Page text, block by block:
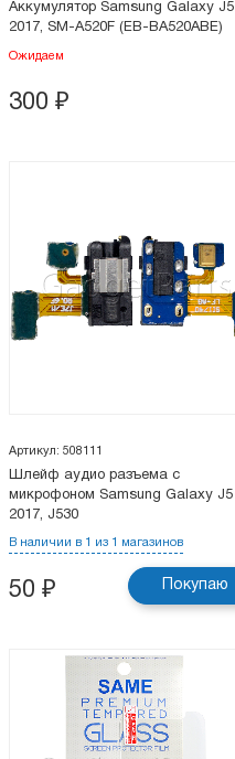
Аккумулятор Samsung Galaxy J5
2017, SM-A520F (EB-BA520ABE)
Ожидаем
300 ₽
Артикул: 508111
Шлейф аудио разъема с
микрофоном Samsung Galaxy J5
2017, J530
В наличии в 1 из 1 магазинов
50 ₽ Покупаю